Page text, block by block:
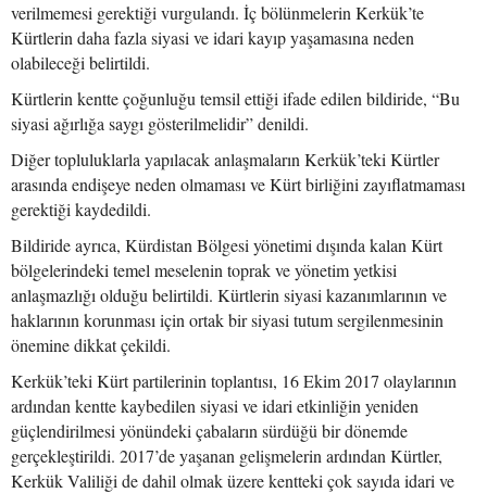
verilmemesi gerektiği vurgulandı. İç bölünmelerin Kerkük’te
Kürtlerin daha fazla siyasi ve idari kayıp yaşamasına neden
olabileceği belirtildi.
Kürtlerin kentte çoğunluğu temsil ettiği ifade edilen bildiride, “Bu
siyasi ağırlığa saygı gösterilmelidir” denildi.
Diğer topluluklarla yapılacak anlaşmaların Kerkük’teki Kürtler
arasında endişeye neden olmaması ve Kürt birliğini zayıflatmaması
gerektiği kaydedildi.
Bildiride ayrıca, Kürdistan Bölgesi yönetimi dışında kalan Kürt
bölgelerindeki temel meselenin toprak ve yönetim yetkisi
anlaşmazlığı olduğu belirtildi. Kürtlerin siyasi kazanımlarının ve
haklarının korunması için ortak bir siyasi tutum sergilenmesinin
önemine dikkat çekildi.
Kerkük’teki Kürt partilerinin toplantısı, 16 Ekim 2017 olaylarının
ardından kentte kaybedilen siyasi ve idari etkinliğin yeniden
güçlendirilmesi yönündeki çabaların sürdüğü bir dönemde
gerçekleştirildi. 2017’de yaşanan gelişmelerin ardından Kürtler,
Kerkük Valiliği de dahil olmak üzere kentteki çok sayıda idari ve